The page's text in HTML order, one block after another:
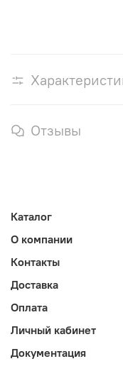
Отзывы
Каталог
О компании
Контакты
Доставка
Оплата
Личный кабинет
Документация